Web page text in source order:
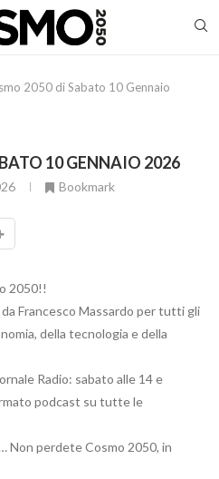
2050 di Sabato 10 Gennaio
10 GENNAIO 2026
Bookmark
2050!!
Francesco Massardo per tutti gli
della tecnologia e della
Radio: sabato alle 14 e
podcast su tutte le
Non perdete Cosmo 2050, in